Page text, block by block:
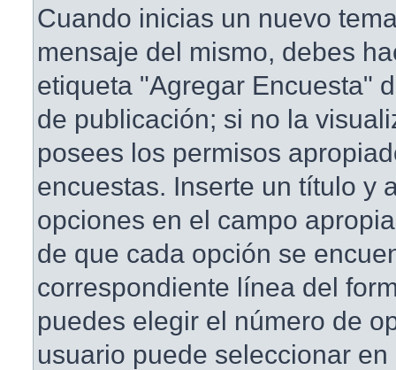
Cuando inicias un nuevo
mensaje del mismo, debes
etiqueta "Agregar Encuesta"
de publicación; si no la
posees los permisos
encuestas. Inserte un título y
opciones en el campo
de que cada opción se
correspondiente línea del
puedes elegir el número de
usuario puede seleccionar